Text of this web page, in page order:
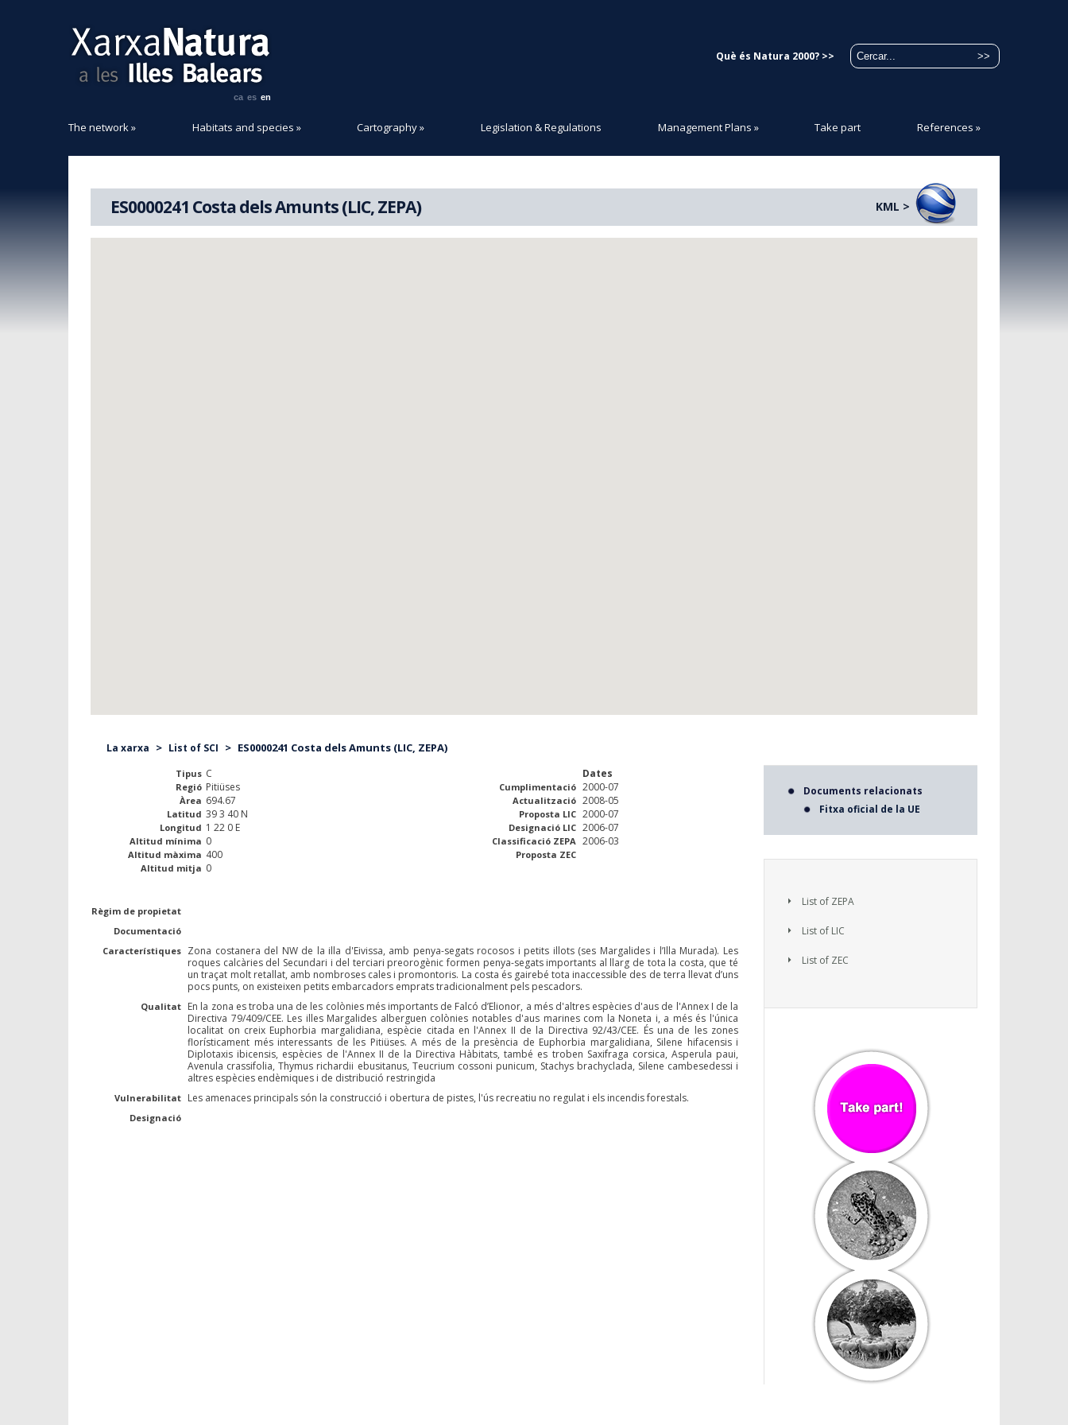
ca es en
Què és Natura 2000? >>
The network» Habitats and species » Cartography» Legislation & Regulations Management Plans » Take part References »
ES0000241 Costa dels Amunts (LIC, ZEPA) KML >
La xarxa > List of SCI > ES0000241 Costa dels Amunts (LIC, ZEPA)
Tipus C
Regió Pitiüses
Àrea 694.67
Latitud 39 3 40 N
Longitud 1 22 0 E
Altitud mínima 0
Altitud màxima 400
Altitud mitja 0
Dates
Cumplimentació 2000-07
Actualització 2008-05
Proposta LIC 2000-07
Designació LIC 2006-07
Classificació ZEPA 2006-03
Proposta ZEC
Règim de propietat
Documentació
Característiques Zona costanera del NW de la illa d'Eivissa, amb penya-segats rocosos i petits illots (ses Margalides i l’Illa Murada). Les
roques calcàries del Secundari i del terciari preorogènic formen penya-segats importants al llarg de tota la costa, que té
un traçat molt retallat, amb nombroses cales i promontoris. La costa és gairebé tota inaccessible des de terra llevat d’uns
pocs punts, on existeixen petits embarcadors emprats tradicionalment pels pescadors.
Qualitat En la zona es troba una de les colònies més importants de Falcó d’Elionor, a més d'altres espècies d'aus de l'Annex I de la
Directiva 79/409/CEE. Les illes Margalides alberguen colònies notables d'aus marines com la Noneta i, a més és l'única
localitat on creix Euphorbia margalidiana, espècie citada en l'Annex II de la Directiva 92/43/CEE. És una de les zones
florísticament més interessants de les Pitiüses. A més de la presència de Euphorbia margalidiana, Silene hifacensis i
Diplotaxis ibicensis, espècies de l'Annex II de la Directiva Hàbitats, també es troben Saxifraga corsica, Asperula paui,
Avenula crassifolia, Thymus richardii ebusitanus, Teucrium cossoni punicum, Stachys brachyclada, Silene cambesedessi i
altres espècies endèmiques i de distribució restringida
Vulnerabilitat Les amenaces principals són la construcció i obertura de pistes, l'ús recreatiu no regulat i els incendis forestals.
Designació
Documents relacionats
Fitxa oficial de la UE
List of ZEPA
List of LIC
List of ZEC